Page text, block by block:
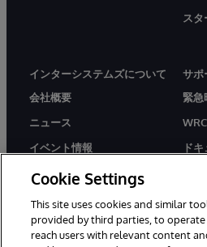
ス
インターシステムズについて
会社概要
ニュース
イベント情報
採用情報
サポ
緊急
ド
Cookie Settings
This site uses cookies and similar
provided by third parties, to operate
reach users with relevant content